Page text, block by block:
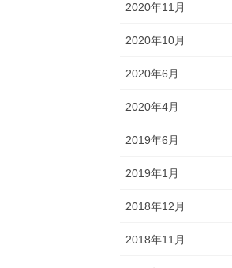
2020年11月
2020年10月
2020年6月
2020年4月
2019年6月
2019年1月
2018年12月
2018年11月